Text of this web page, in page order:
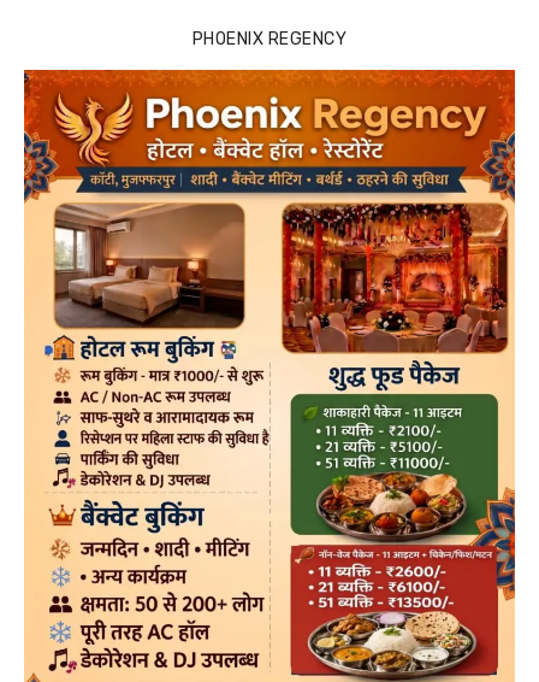
PHOENIX REGENCY